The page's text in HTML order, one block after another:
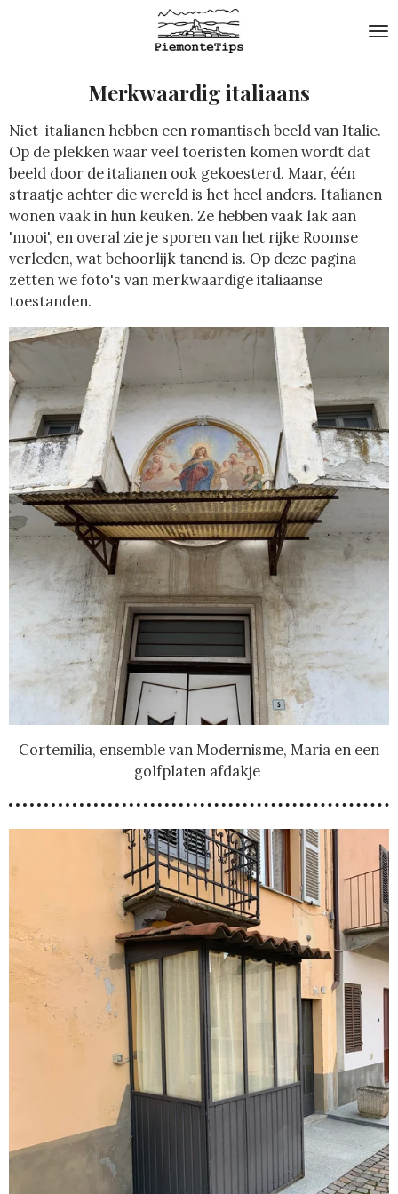
hoofdinhoudMerkwaardig italiaans
Niet-italianen hebben een romantisch beeld van Italie.
Op de plekken waar veel toeristen komen wordt dat
beeld door de italianen ook gekoesterd. Maar, één
straatje achter die wereld is het heel anders. Italianen
wonen vaak in hun keuken. Ze hebben vaak lak aan
'mooi', en overal zie je sporen van het rijke Roomse
verleden, wat behoorlijk tanend is. Op deze pagina
zetten we foto's van merkwaardige italiaanse
toestanden.
Cortemilia, ensemble van Modernisme, Maria en een
golfplaten afdakje